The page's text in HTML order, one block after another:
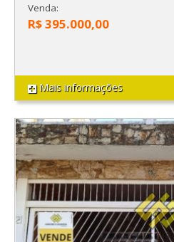
Venda:
R$ 395.000,00
Mais informações